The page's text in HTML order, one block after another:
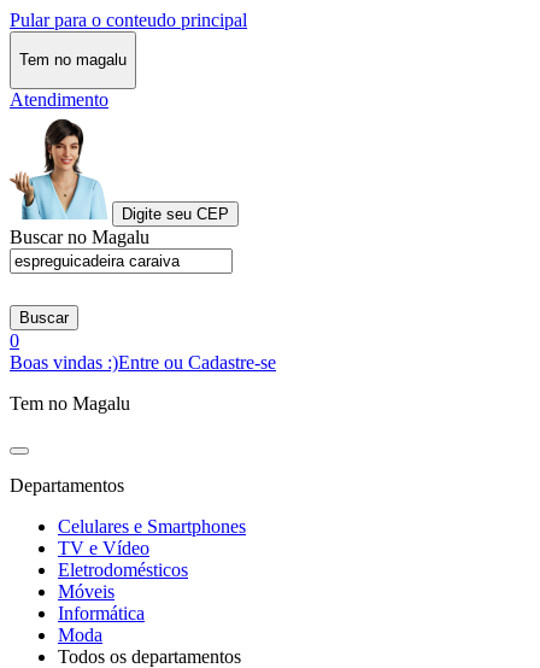
Pular para o conteudo principal
Tem no magalu
Atendimento
Digite seu CEP
Buscar no Magalu
Buscar
0
Boas vindas :)Entre ou Cadastre-se
Tem no Magalu
Departamentos
Celulares e Smartphones
TV e Vídeo
Eletrodomésticos
Móveis
Informática
Moda
Todos os departamentos